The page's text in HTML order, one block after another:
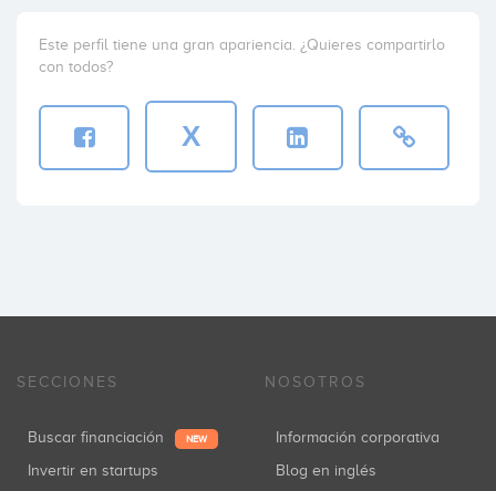
Este perfil tiene una gran apariencia. ¿Quieres compartirlo
con todos?
X
SECCIONES
Buscar financiación NEW
Invertir en startups
NOSOTROS
Información corporativa
Blog en inglés